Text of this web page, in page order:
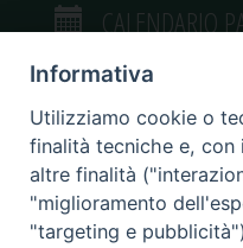
CALENDARIO
VIDEOGALLERY
Informativa
Utilizziamo cookie o
finalità tecniche e, con
altre finalità
"miglioramento
"targeting e